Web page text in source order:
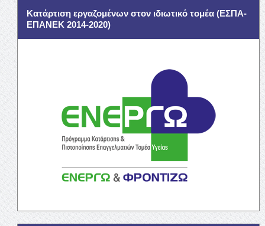
Κατάρτιση εργαζομένων στον ιδιωτικό τομέα (ΕΣΠΑ-
ΕΠΑΝΕΚ 2014-2020)